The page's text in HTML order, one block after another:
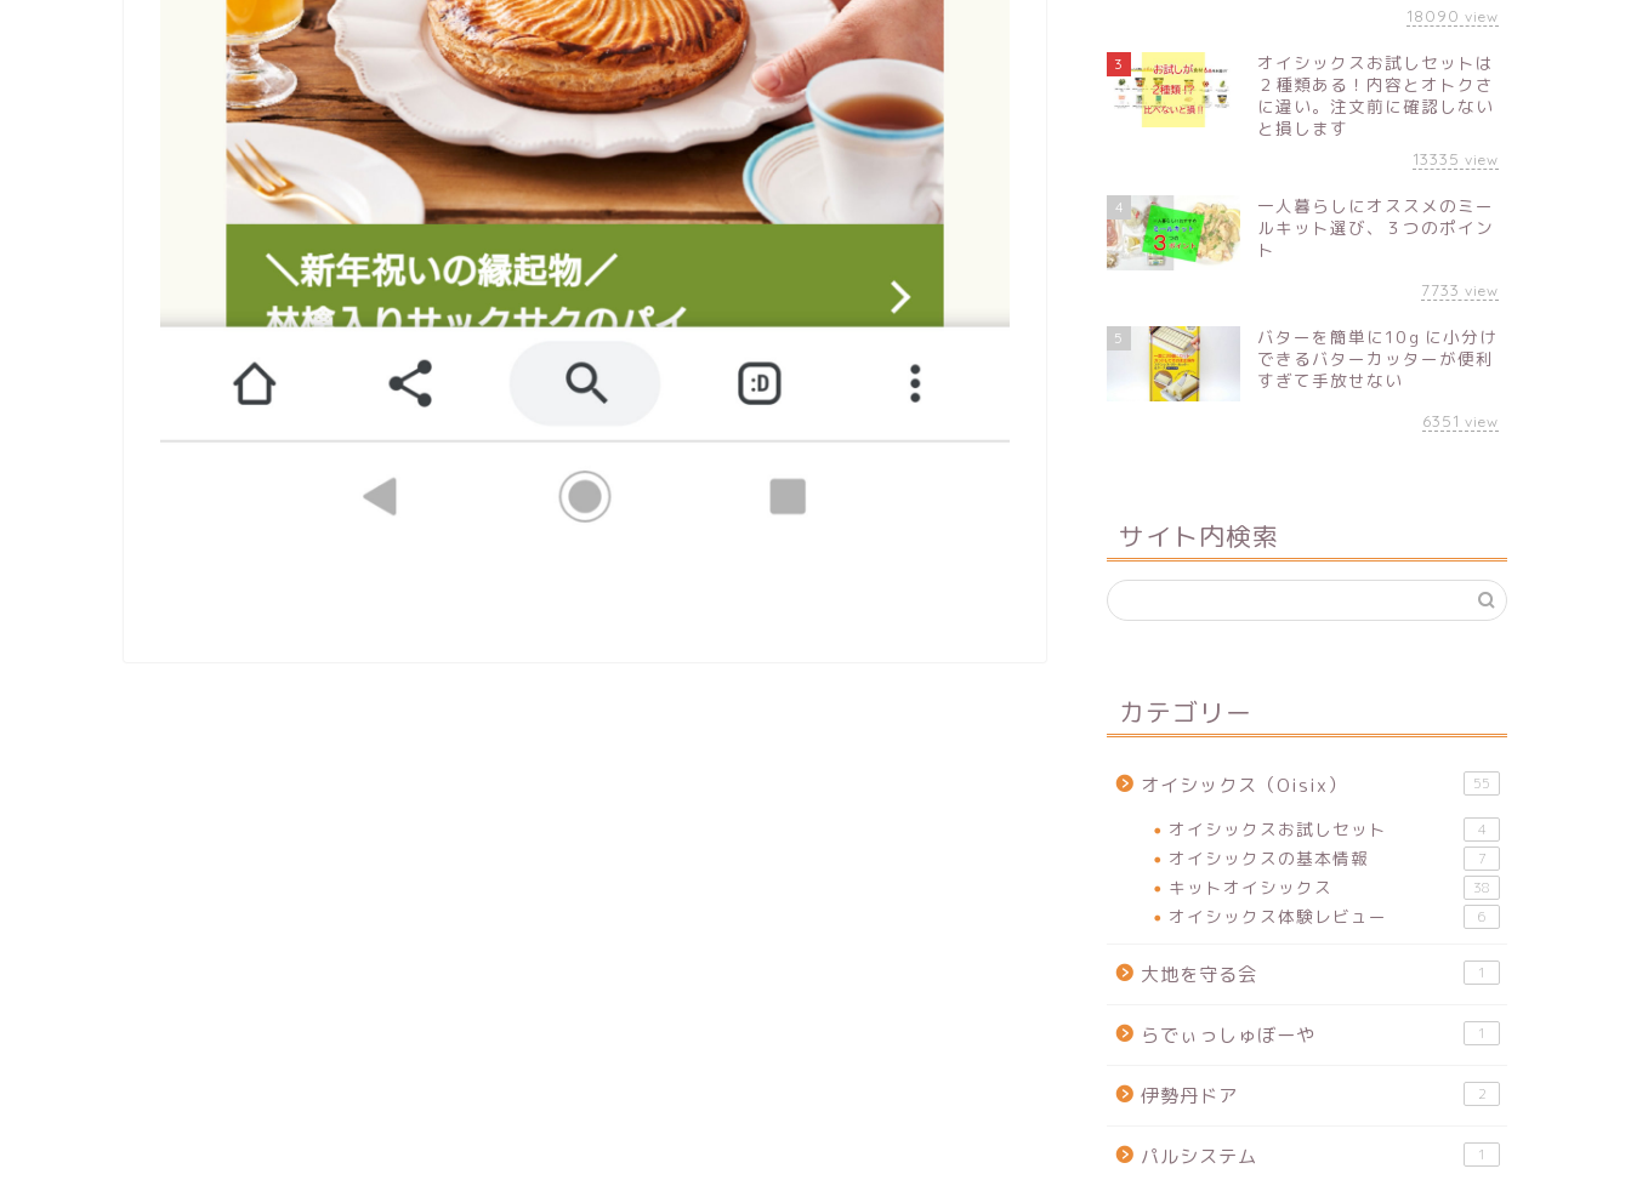
18090 view
3
オイシックスお試しセットは
２種類ある！内容とオトクさ
に違い。注文前に確認しない
と損します
13335 view
4
一人暮らしにオススメのミー
ルキット選び、３つのポイン
ト
7733 view
5
バターを簡単に10ｇに小分け
できるバターカッターが便利
すぎて手放せない
6351 view
サイト内検索
カテゴリー
オイシックス（Oisix） 55
オイシックスお試しセット 4
オイシックスの基本情報 7
キットオイシックス 38
オイシックス体験レビュー 6
大地を守る会 1
らでぃっしゅぼーや 1
伊勢丹ドア 2
パルシステム 1